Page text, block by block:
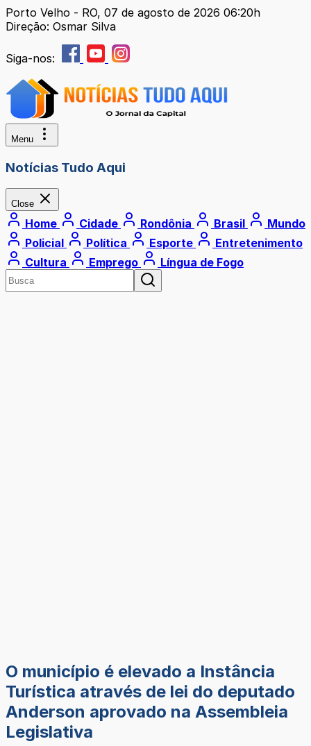
Porto Velho - RO, 07 de agosto de 2026 06:20h
Direção: Osmar Silva
Siga-nos:
Menu
Notícias Tudo Aqui
Close
Home Cidade Rondônia Brasil
Mundo
Policial
Política Esporte
Entretenimento
Cultura
Emprego Língua de Fogo
O município é elevado a Instância
Turística através de lei do deputado
Anderson aprovado na Assembleia
Legislativa